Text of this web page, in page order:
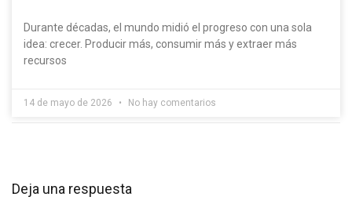
Durante décadas, el mundo midió el progreso con una sola
idea: crecer. Producir más, consumir más y extraer más
recursos
14 de mayo de 2026 No hay comentarios
Deja una respuesta